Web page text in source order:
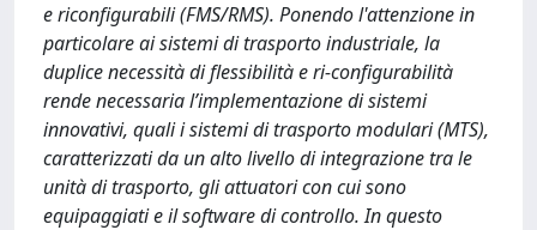
e riconfigurabili (FMS/RMS). Ponendo l'attenzione in
particolare ai sistemi di trasporto industriale, la
duplice necessità di flessibilità e ri-configurabilità
rende necessaria l’implementazione di sistemi
innovativi, quali i sistemi di trasporto modulari (MTS),
caratterizzati da un alto livello di integrazione tra le
unità di trasporto, gli attuatori con cui sono
equipaggiati e il software di controllo. In questo